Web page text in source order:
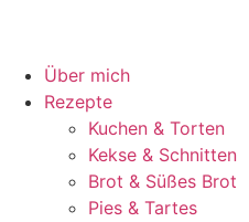
Über mich
Rezepte
Kuchen & Torten
Kekse & Schnitten
Brot & Süßes Brot
Pies & Tartes